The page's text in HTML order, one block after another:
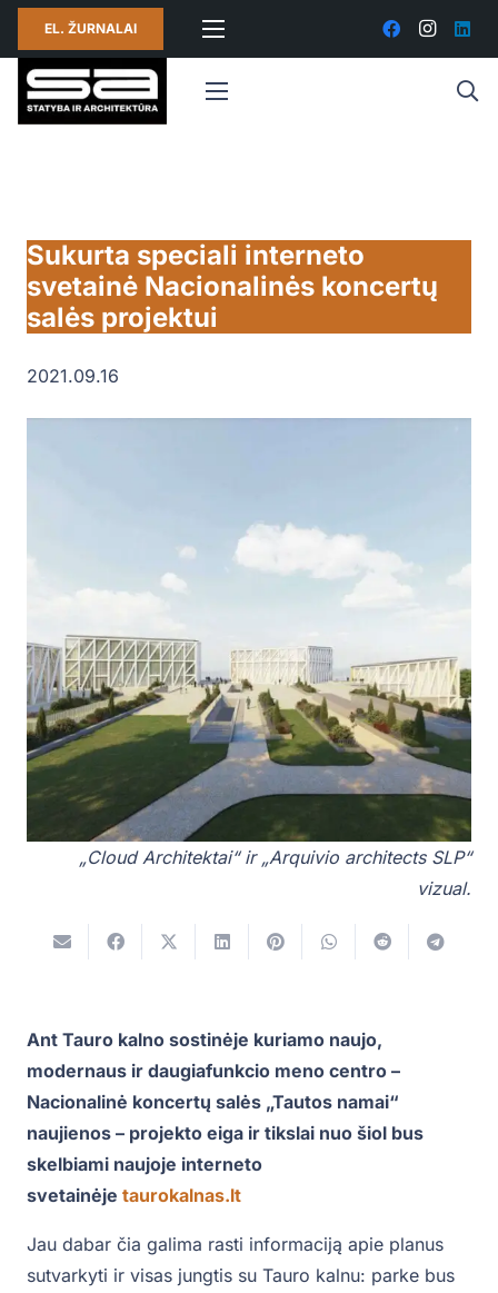
EL. ŽURNALAI
Sukurta speciali interneto
svetainė Nacionalinės koncertų
salės projektui
2021.09.16
„Cloud Architektai“ ir „Arquivio architects SLP“
vizual.
Ant Tauro kalno sostinėje kuriamo naujo,
modernaus ir daugiafunkcio meno centro –
Nacionalinė koncertų salės „Tautos namai“
naujienos – projekto eiga ir tikslai nuo šiol bus
skelbiami naujoje interneto
svetainėje taurokalnas.lt
Jau dabar čia galima rasti informaciją apie planus
sutvarkyti ir visas jungtis su Tauro kalnu: parke bus